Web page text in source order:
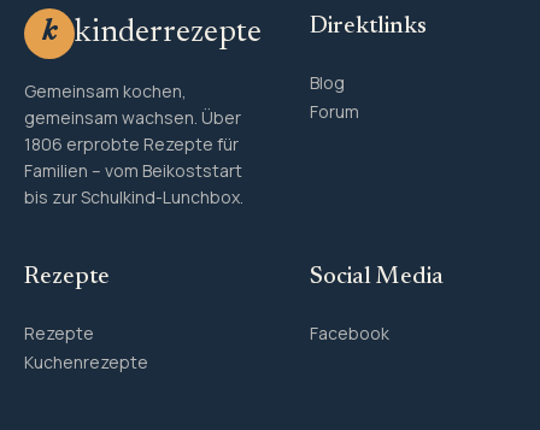
k kinderrezepte
Gemeinsam kochen,
gemeinsam wachsen. Über
1806 erprobte Rezepte für
Familien – vom Beikoststart
bis zur Schulkind-Lunchbox.
Direktlinks
Blog
Forum
Rezepte
Rezepte
Kuchenrezepte
Social Media
Facebook